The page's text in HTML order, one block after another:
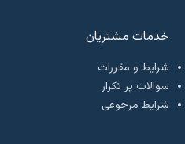
خدمات مشتریان
شرایط و مقررات
سوالات پر تکرار
شرایط مرجوعی